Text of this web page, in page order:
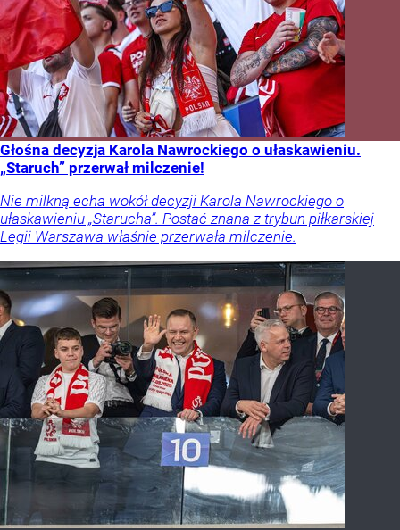
Głośna decyzja Karola Nawrockiego o ułaskawieniu.
„Staruch” przerwał milczenie!
Nie milkną echa wokół decyzji Karola Nawrockiego o
ułaskawieniu „Starucha”. Postać znana z trybun piłkarskiej
Legii Warszawa właśnie przerwała milczenie.